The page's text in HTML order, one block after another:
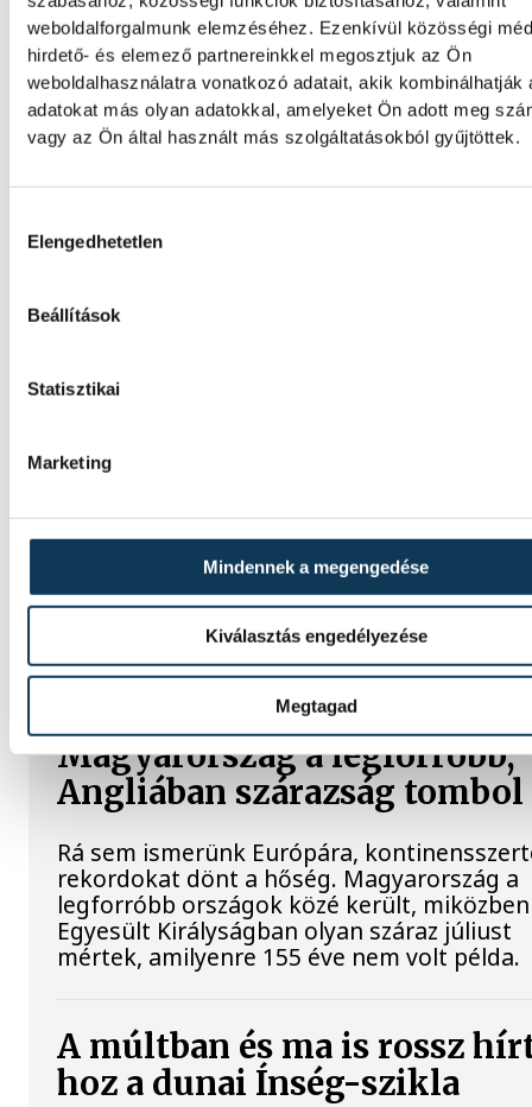
weboldalforgalmunk elemzéséhez. Ezenkívül közösségi
hirdető- és elemező partnereinkkel megosztjuk az Ön
weboldalhasználatra vonatkozó adatait, akik kombinálhatják
adatokat más olyan adatokkal, amelyeket Ön adott meg
vagy az Ön által használt más szolgáltatásokból gyűjtöttek.
Elengedhetetlen
Beállítások
Statisztikai
Marketing
Mindennek a megengedése
Kiválasztás engedélyezése
Megtagad
üzemállapotban van, amelyre eredetileg
tervezték.
A Tisza-frakció
államfőválasztás
A Tisza-frakció kezdeményezte, hogy a
elnököt.
Valami óriási csapódott a
Magyar idő szerint 8:35 körül a Hold
csapódott a SpaceX egyik Falcon–9
felső fokozata. A becsapódást a Földről
szemmel nem lehetett látni, a
azonban távcsövekkel figyelték az
Rekordok Európában –
Magyarország a legforróbb,
Angliában szárazság tombol
Rá sem ismerünk Európára,
rekordokat dönt a hőség. Magyarország a
legforróbb országok közé került,
Egyesült Királyságban olyan száraz júliust
mértek, amilyenre 155 éve nem volt példa.
A múltban és ma is rossz
hoz a dunai Ínség-szikla